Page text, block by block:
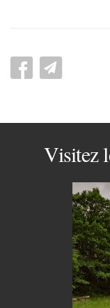
Visitez